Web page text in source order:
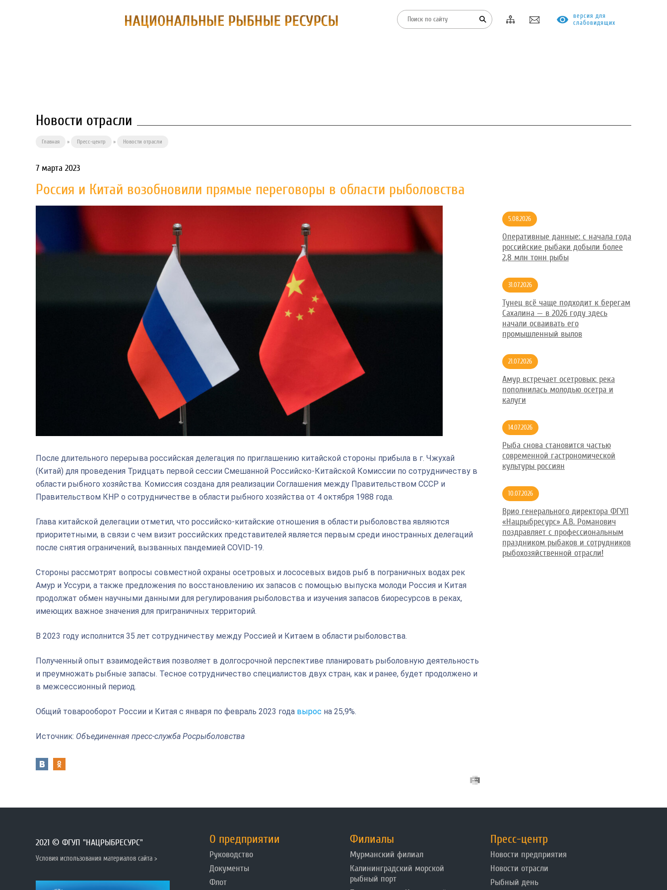
версия для
слабовидящих
Новости отрасли
Главная » Пресс-центр » Новости отрасли
7 марта 2023
Россия и Китай возобновили прямые переговоры в области рыболовства
После длительного перерыва российская делегация по приглашению китайской стороны прибыла в г. Чжухай
(Китай) для проведения Тридцать первой сессии Смешанной Российско-Китайской Комиссии по сотрудничеству в
области рыбного хозяйства. Комиссия создана для реализации Соглашения между Правительством СССР и
Правительством КНР о сотрудничестве в области рыбного хозяйства от 4 октября 1988 года.
Глава китайской делегации отметил, что российско-китайские отношения в области рыболовства являются
приоритетными, в связи с чем визит российских представителей является первым среди иностранных делегаций
после снятия ограничений, вызванных пандемией COVID-19.
Стороны рассмотрят вопросы совместной охраны осетровых и лососевых видов рыб в пограничных водах рек
Амур и Уссури, а также предложения по восстановлению их запасов с помощью выпуска молоди Россия и Китая
продолжат обмен научными данными для регулирования рыболовства и изучения запасов биоресурсов в реках,
имеющих важное значения для приграничных территорий.
В 2023 году исполнится 35 лет сотрудничеству между Россией и Китаем в области рыболовства.
Полученный опыт взаимодействия позволяет в долгосрочной перспективе планировать рыболовную деятельность
и преумножать рыбные запасы. Тесное сотрудничество специалистов двух стран, как и ранее, будет продолжено и
в межсессионный период.
Общий товарооборот России и Китая с января по февраль 2023 года вырос на 25,9%.
Источник: Объединенная пресс-служба Росрыболовства
5.08.2026
Оперативные данные: с начала года
российские рыбаки добыли более
2,8 млн тонн рыбы
31.07.2026
Тунец всё чаще подходит к берегам
Сахалина — в 2026 году здесь
начали осваивать его
промышленный вылов
21.07.2026
Амур встречает осетровых: река
пополнилась молодью осетра и
калуги
14.07.2026
Рыба снова становится частью
современной гастрономической
культуры россиян
10.07.2026
Врио генерального директора ФГУП
«Нацрыбресурс» А.В. Романович
поздравляет с профессиональным
праздником рыбаков и сотрудников
рыбохозяйственной отрасли!
2021 © ФГУП "НАЦРЫБРЕСУРС"
Условия использования материалов сайта >
О предприятии
Руководство
Документы
Флот
Филиалы
Мурманский филиал
Калининградский морской
рыбный порт
Пресс-центр
Новости предприятия
Новости отрасли
Рыбный день